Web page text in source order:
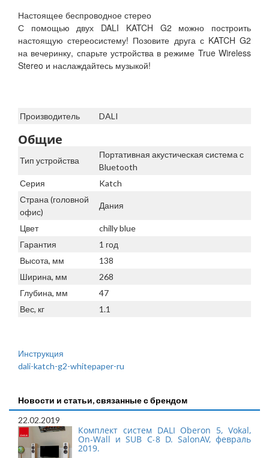
Настоящее беспроводное стерео
С помощью двух DALI KATCH G2 можно построить
настоящую стереосистему! Позовите друга с KATCH G2
на вечеринку, спарьте устройства в режиме True Wireless
Stereo и наслаждайтесь музыкой!
Производитель DALI
Общие
Тип устройства
Портативная акустическая система с
Bluetooth
Серия
Katch
Страна (головной
офис)
Дания
Цвет
chilly blue
Гарантия
1 год
Высота, мм
138
Ширина, мм
268
Глубина, мм
47
Вес, кг
1.1
Инструкция
dali-katch-g2-whitepaper-ru
Новости и статьи, связанные с брендом
22.02.2019
Комплект систем DALI Oberon 5, Vokal,
On-Wall и SUB C-8 D. SalonAV, февраль
2019.